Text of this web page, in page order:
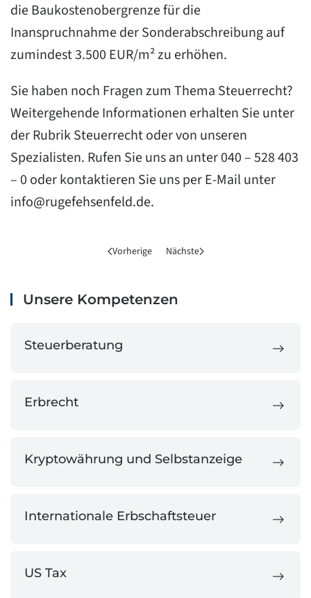
die Baukostenobergrenze für die
Inanspruchnahme der Sonderabschreibung auf
zumindest 3.500 EUR/m² zu erhöhen.
Sie haben noch Fragen zum Thema Steuerrecht?
Weitergehende Informationen erhalten Sie unter
derRubrik Steuerrechtoder von unseren
Spezialisten. Rufen Sie uns an unter 040 – 528 403
– 0 oder kontaktieren Sie uns per E-Mail unter
info@rugefehsenfeld.de.
Vorherige Nächste
Unsere Kompetenzen
Steuerberatung
Erbrecht
Kryptowährung und Selbstanzeige
Internationale Erbschaftsteuer
US Tax